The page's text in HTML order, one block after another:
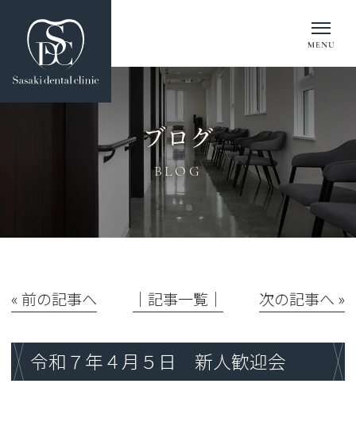
ブログ
BLOG
« 前の記事へ │記事一覧│ 次の記事へ »
令和７年４月５日 新人歓迎会